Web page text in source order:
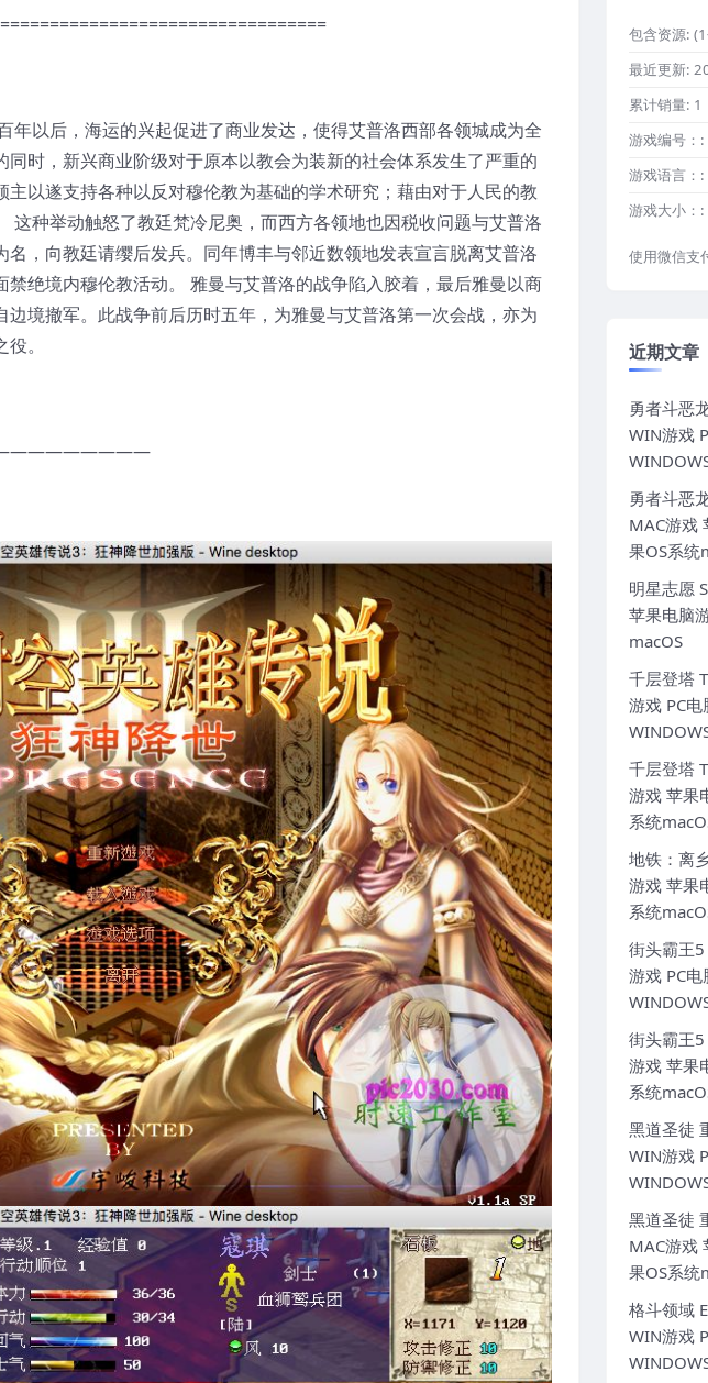
年以后，海运的兴起促进了商业发达，使得艾普洛西部各领城成为全
时，新兴商业阶级对于原本以教会为装新的社会体系发生了严重的
以遂支持各种以反对穆伦教为基础的学术研究；藉由对于人民的教
这种举动触怒了教廷梵冷尼奥，而西方各领地也因税收问题与艾普洛
，向教廷请缨后发兵。同年博丰与邻近数领地发表宣言脱离艾普洛
绝境内穆伦教活动。 雅曼与艾普洛的战争陷入胶着，最后雅曼以商
境撤军。此战争前后历时五年，为雅曼与艾普洛第一次会战，亦为
。
包含资源:
最近更新:
累计销量: 1
游戏编号：:
游戏语言：:
游戏大小：:
使用微信支
近期文章
勇者斗恶
WIN游戏
勇者斗恶
MAC游戏
果OS系统
明星志愿
苹果电脑
macOS
千层登塔
游戏 PC
千层登塔
游戏 苹果
系统
地铁：离
游戏 苹果
系统
街头霸王
游戏 PC
街头霸王
游戏 苹果
系统
黑道圣徒
WIN游戏
黑道圣徒
MAC游戏
果OS系统
格斗领域
WIN游戏